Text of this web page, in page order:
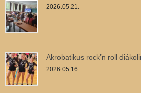
2026.05.21.
Akrobatikus rock’n roll
2026.05.16.